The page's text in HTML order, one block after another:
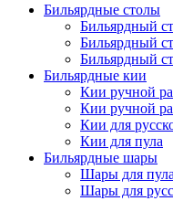
Бильярдные столы
Бильярдный
Бильярдный
Бильярдный
Бильярдные кии
Кии ручной
Кии ручной
Кии для
Кии для пула
Бильярдные шары
Шары для пула
Шары для